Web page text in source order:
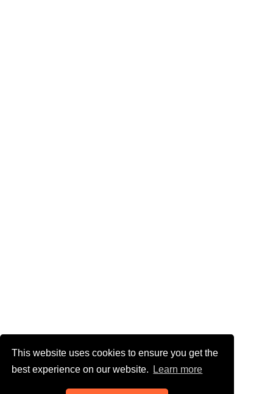
This website uses cookies to ensure you get the
best experience on our website.
Learn more